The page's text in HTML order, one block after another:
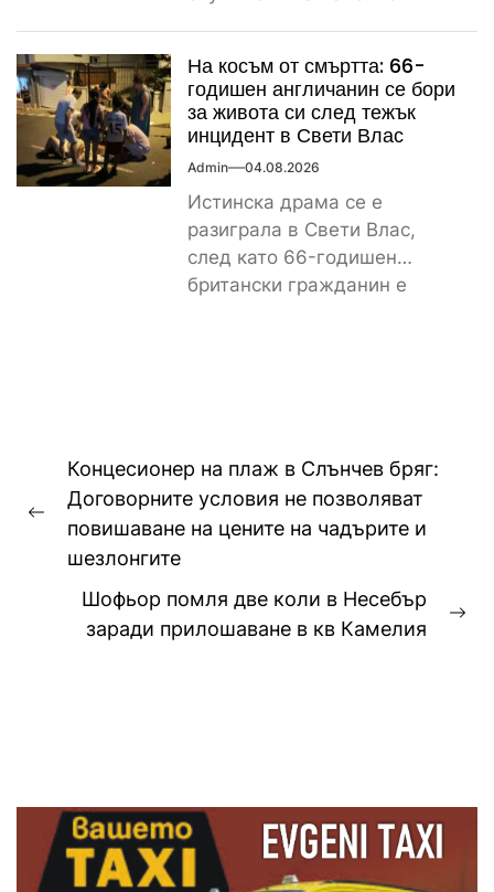
значително...
На косъм от смъртта: 66-
годишен англичанин се бори
за живота си след тежък
инцидент в Свети Влас
Admin 04.08.2026
Истинска драма се е
разиграла в Свети Влас,
след като 66-годишен
британски гражданин е
Навигация
Previous
post:
Концесионер на плаж в Слънчев бряг:
Договорните условия не позволяват
повишаване на цените на чадърите и
шезлонгите
Шофьор помля две коли в Несебър
заради прилошаване в кв Камелия